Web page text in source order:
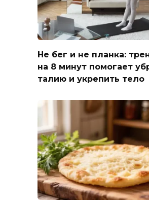
Не бег и не планка:
на 8 минут помогает
талию и укрепить тело